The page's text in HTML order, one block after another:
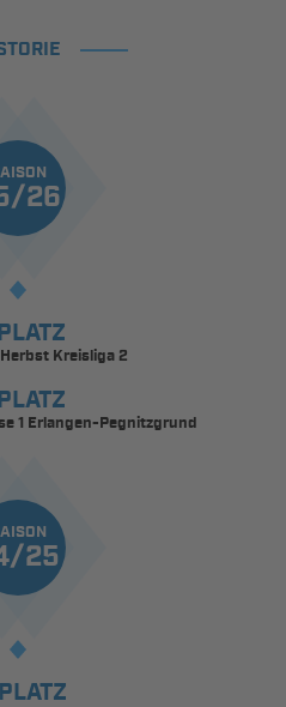
26
Kreisliga 2
1 Erlangen-Pegnitzgrund
25